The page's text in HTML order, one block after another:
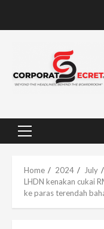
Primary
Home 2024 July
LHDN kenakan cukai
ke paras terendah